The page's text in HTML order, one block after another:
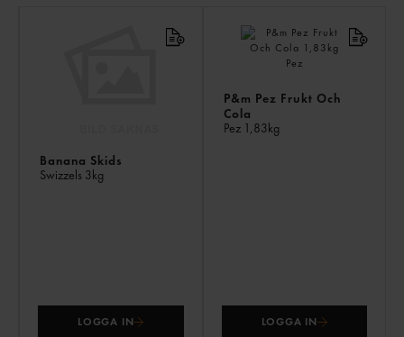
Banana Skids
Swizzels 3kg
LOGGA IN
P&m Pez Frukt Och
Cola
Pez 1,83kg
LOGGA IN